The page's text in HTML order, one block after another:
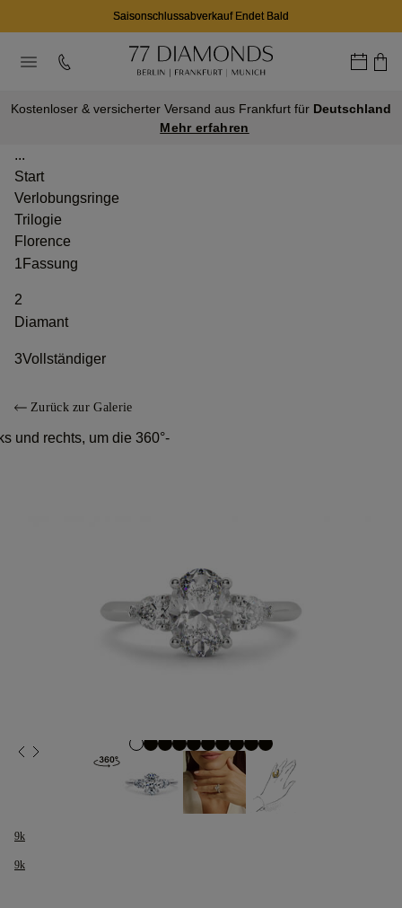
Saisonschlussabverkauf Endet Bald
Kostenloser & versicherter Versand aus Frankfurt für Deutschland
Mehr erfahren
...
Start
Verlobungsringe
Trilogie
Florence
1 Fassung
2
Diamant
3Vollständiger
Zurück zur Galerie
und rechts, um die 360°-
9k
9k